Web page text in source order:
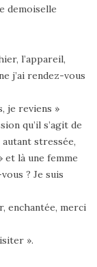
demoiselle
l’appareil,
j’ai rendez-vous
je reviens »
qu’il s’agit de
stressée,
et là une femme
? Je suis
enchantée, merci
».